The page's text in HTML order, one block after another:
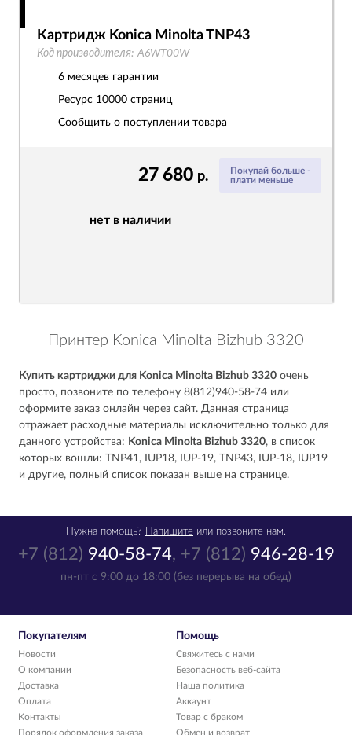
Покупай больше -
плати меньше
27 680 р.
нет в наличии
Картридж Konica Minolta TNP43
Код производителя: A6WT00W
6 месяцев гарантии
Ресурс 10000 страниц
Сообщить о поступлении товара
Принтер Konica Minolta Bizhub 3320
Купить картриджи для Konica Minolta Bizhub 3320 очень
просто, позвоните по телефону 8(812)940-58-74 или
оформите заказ онлайн через сайт. Данная страница
отражает расходные материалы исключительно только для
данного устройства: Konica Minolta Bizhub 3320, в список
которых вошли: TNP41, IUP18, IUP-19, TNP43, IUP-18, IUP19
и другие, полный список показан выше на странице.
+7 (812) 940-58-74, +7 (812) 946-28-19
пн-пт с 9:00 до 18:00 (без перерыва на обед)
Нужна помощь? Напишите или позвоните нам.
Покупателям
Новости
О компании
Доставка
Оплата
Контакты
Порядок оформления заказа
Помощь
Свяжитесь с нами
Безопасность веб-сайта
Наша политика
Аккаунт
Товар с браком
Обмен и возврат